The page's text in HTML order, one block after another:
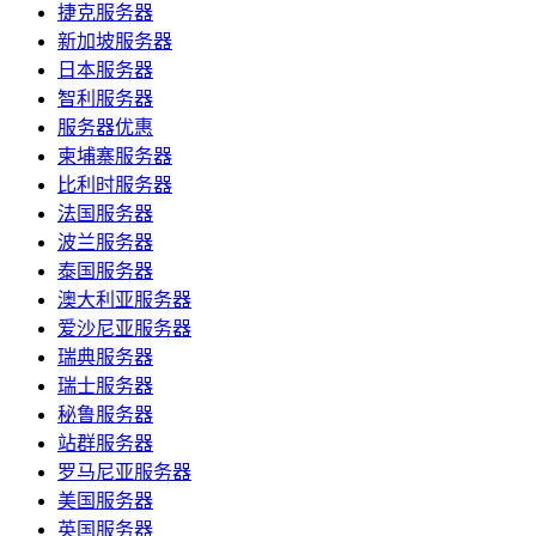
捷克服务器
新加坡服务器
日本服务器
智利服务器
服务器优惠
柬埔寨服务器
比利时服务器
法国服务器
波兰服务器
泰国服务器
澳大利亚服务器
爱沙尼亚服务器
瑞典服务器
瑞士服务器
秘鲁服务器
站群服务器
罗马尼亚服务器
美国服务器
英国服务器